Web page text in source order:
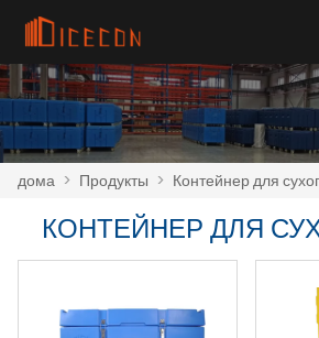
дома > Продукты > Контейнер для
КОНТЕЙНЕР ДЛЯ